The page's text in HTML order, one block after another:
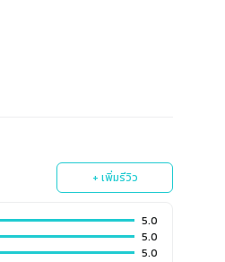
+ เพิ่มรีวิว
5.0
5.0
5.0